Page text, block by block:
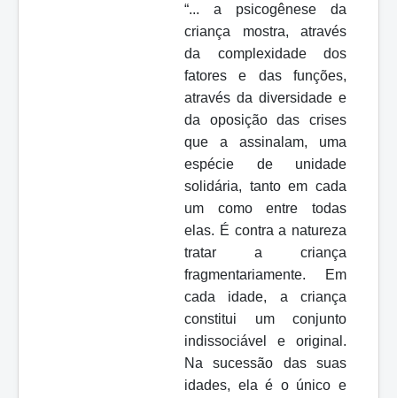
“... a psicogênese da
criança mostra, através
da complexidade dos
fatores e das funções,
através da diversidade e
da oposição das crises
que a assinalam, uma
espécie de unidade
solidária, tanto em cada
um como entre todas
elas. É contra a natureza
tratar a criança
fragmentariamente. Em
cada idade, a criança
constitui um conjunto
indissociável e original.
Na sucessão das suas
idades, ela é o único e